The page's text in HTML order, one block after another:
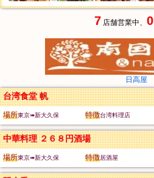
7 店舗営業中、 0
日高屋
台湾食堂 帆
場所東京➠新大久保 特徴台湾料理店
中華料理 ２６８円酒場
場所東京➠新大久保 特徴居酒屋